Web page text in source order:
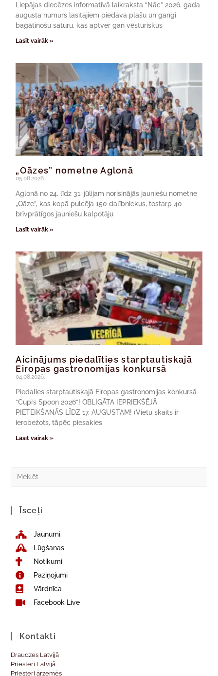
Liepājas diecēzes informatīvā laikraksta “Nāc” 2026. gada
augusta numurs lasītājiem piedāvā plašu un garīgi
bagātinošu saturu, kas aptver gan vēsturiskus
Lasīt vairāk »
„Oāzes” nometne Aglonā
05.08.2026.
Aglonā no 24. līdz 31. jūlijam norisinājās jauniešu nometne
„Oāze”, kas kopā pulcēja 150 dalībniekus, tostarp 40
brīvprātīgos jauniešu kalpotāju
Lasīt vairāk »
Aicinājums piedalīties starptautiskajā
Eiropas gastronomijas konkursā
04.08.2026.
Piedalies starptautiskajā Eiropas gastronomijas konkursā
“Cupi’s Spoon 2026”! OBLIGĀTA IEPRIEKŠĒJĀ
PIETEIKŠANĀS LĪDZ 17. AUGUSTAM! (Vietu skaits ir
ierobežots, tāpēc piesakies
Lasīt vairāk »
Īsceļi
Jaunumi
Lūgšanas
Notikumi
Paziņojumi
Vārdnīca
Facebook Live
Kontakti
Draudzes Latvijā
Priesteri Latvijā
Priesteri ārzemēs